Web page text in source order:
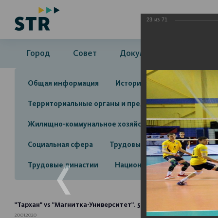
Город Совет Документы
Общая информация История Объекты
Территориальные органы и представительства
Жилищно-коммунальное хозяйство
Социальная сфера Трудовые отношения
Трудовые династии Национальные проекты
"Тархан" vs "Магнитка-Университет". 5 тур чемпионата
20.01.2020
23 из 71